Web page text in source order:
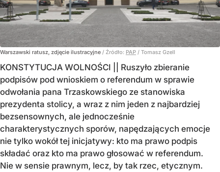
Warszawski ratusz, zdjęcie ilustracyjne / Źródło: PAP / Tomasz Gzell
KONSTYTUCJA WOLNOŚCI || Ruszyło zbieranie
podpisów pod wnioskiem o referendum w sprawie
odwołania pana Trzaskowskiego ze stanowiska
prezydenta stolicy, a wraz z nim jeden z najbardziej
bezsensownych, ale jednocześnie
charakterystycznych sporów, napędzających emocje
nie tylko wokół tej inicjatywy: kto ma prawo podpis
składać oraz kto ma prawo głosować w referendum.
Nie w sensie prawnym, lecz, by tak rzec, etycznym.